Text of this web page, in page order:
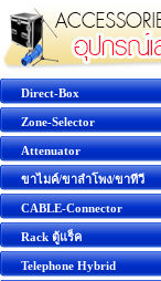
Direct-Box
Zone-Selector
Attenuator
ขาไมค์/ขาลำโพง/ขาทีวี
CABLE-Connector
Rack ตู้แร็ค
Telephone Hybrid